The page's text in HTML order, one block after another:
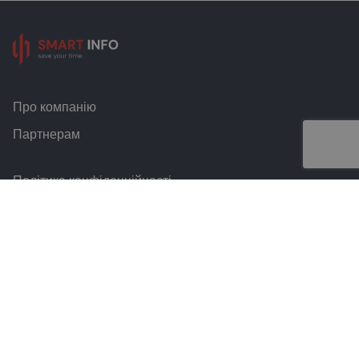
Про компанію
Партнерам
Політика конфіденційності